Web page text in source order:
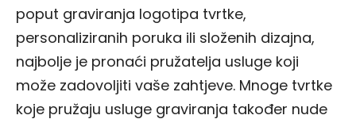
poput graviranja logotipa tvrtke,
personaliziranih poruka ili složenih dizajna,
najbolje je pronaći pružatelja usluge koji
može zadovoljiti vaše zahtjeve. Mnoge tvrtke
koje pružaju usluge graviranja također nude